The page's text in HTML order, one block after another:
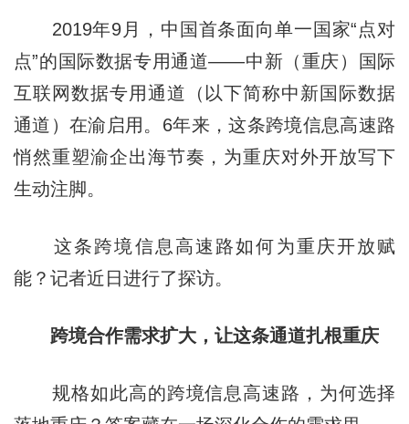
2019年9月，中国首条面向单一国家“点对
点”的国际数据专用通道——中新（重庆）国际
互联网数据专用通道（以下简称中新国际数据
通道）在渝启用。6年来，这条跨境信息高速路
悄然重塑渝企出海节奏，为重庆对外开放写下
生动注脚。
这条跨境信息高速路如何为重庆开放赋
能？记者近日进行了探访。
跨境合作需求扩大，让这条通道扎根重庆
规格如此高的跨境信息高速路，为何选择